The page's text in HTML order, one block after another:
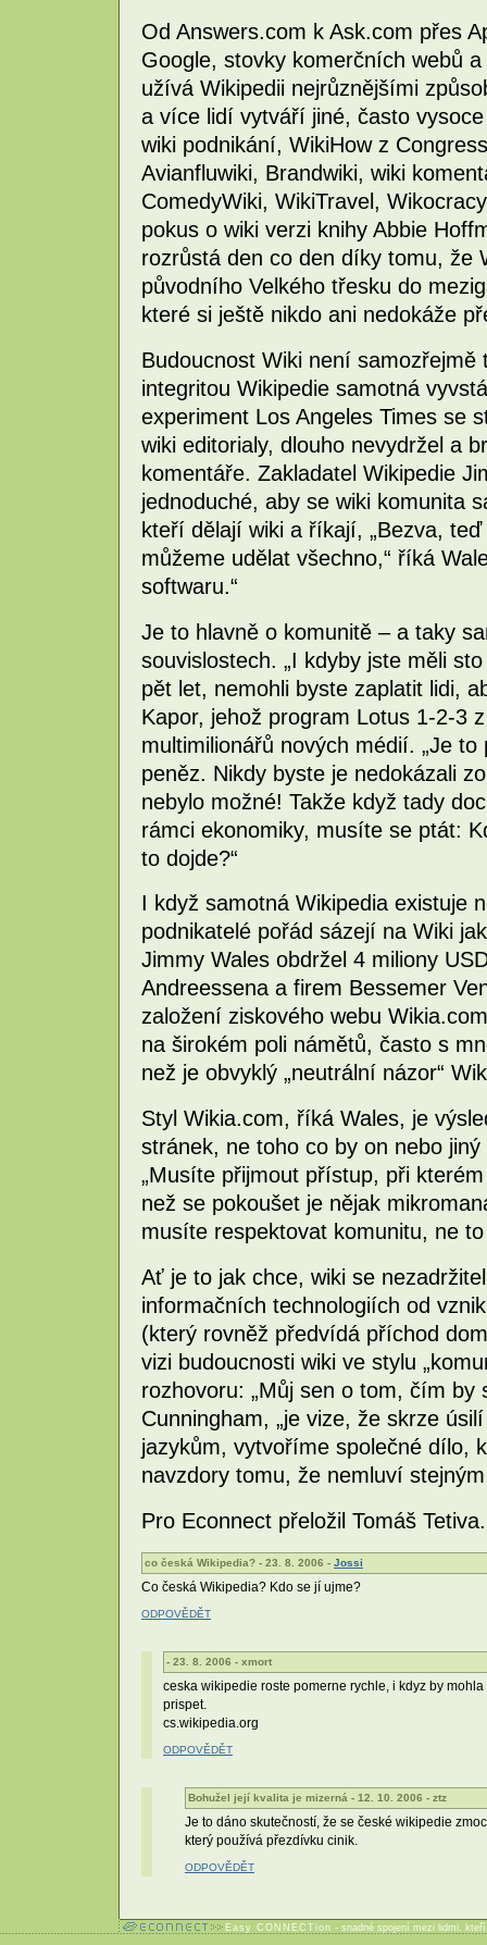
Od Answers.com k Ask.com přes
Google, stovky komerčních webů
užívá Wikipedii nejrůznějšími
a více lidí vytváří jiné, často
wiki podnikání, WikiHow z
Avianfluwiki, Brandwiki, wiki
ComedyWiki, WikiTravel,
pokus o wiki verzi knihy Abbie
rozrůstá den co den díky tomu, že
původního Velkého třesku do
které si ještě nikdo ani nedokáže
Budoucnost Wiki není
integritou Wikipedie samotná
experiment Los Angeles Times se
wiki editorialy, dlouho nevydržel a
komentáře. Zakladatel Wikipedie
jednoduché, aby se wiki komunita
kteří dělají wiki a říkají, „Bezva,
můžeme udělat všechno,“ říká
softwaru.“
Je to hlavně o komunitě – a taky
souvislostech. „I kdyby jste měli
pět let, nemohli byste zaplatit lidi,
Kapor, jehož program Lotus 1-2-3
multimilionářů nových médií. „Je
peněz. Nikdy byste je nedokázali
nebylo možné! Takže když tady
rámci ekonomiky, musíte se ptát:
to dojde?“
I když samotná Wikipedia existuje
podnikatelé pořád sázejí na Wiki
Jimmy Wales obdržel 4 miliony
Andreessena a firem Bessemer
založení ziskového webu
na širokém poli námětů, často s
než je obvyklý „neutrální názor“
Styl Wikia.com, říká Wales, je
stránek, ne toho co by on nebo
„Musíte přijmout přístup, při
než se pokoušet je nějak
musíte respektovat komunitu, ne
Ať je to jak chce, wiki se
informačních technologiích od
(který rovněž předvídá příchod
vizi budoucnosti wiki ve stylu
rozhovoru: „Můj sen o tom, čím by
Cunningham, „je vize, že skrze
jazykům, vytvoříme společné dílo,
navzdory tomu, že nemluví
Pro Econnect přeložil Tomáš Tetiva.
co česká Wikipedia? - 23. 8. 2006 - Jossi
Co česká Wikipedia? Kdo se jí ujme?
ODPOVĚDĚT
- 23. 8. 2006 - xmort
ceska wikipedie roste pomerne rychle, i kdyz by
prispet.
cs.wikipedia.org
ODPOVĚDĚT
Bohužel její kvalita je mizerná - 12. 10. 2006 - ztz
Je to dáno skutečností, že se české wikipedie
který používá přezdívku cinik.
ODPOVĚDĚT
Easy CONNECTion - snadné spojení mezi lidmi,